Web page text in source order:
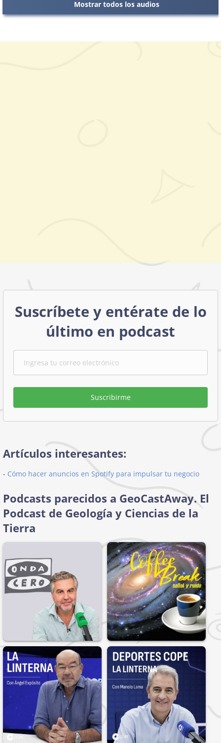
Mostrar todos los audios
Suscríbete y entérate de lo
último en podcast
Suscribirme
Artículos interesantes:
- Cómo hacer anuncios en Spotify para impulsar tu negocio
Podcasts parecidos a GeoCastAway. El
Podcast de Geología y Ciencias de la
Tierra